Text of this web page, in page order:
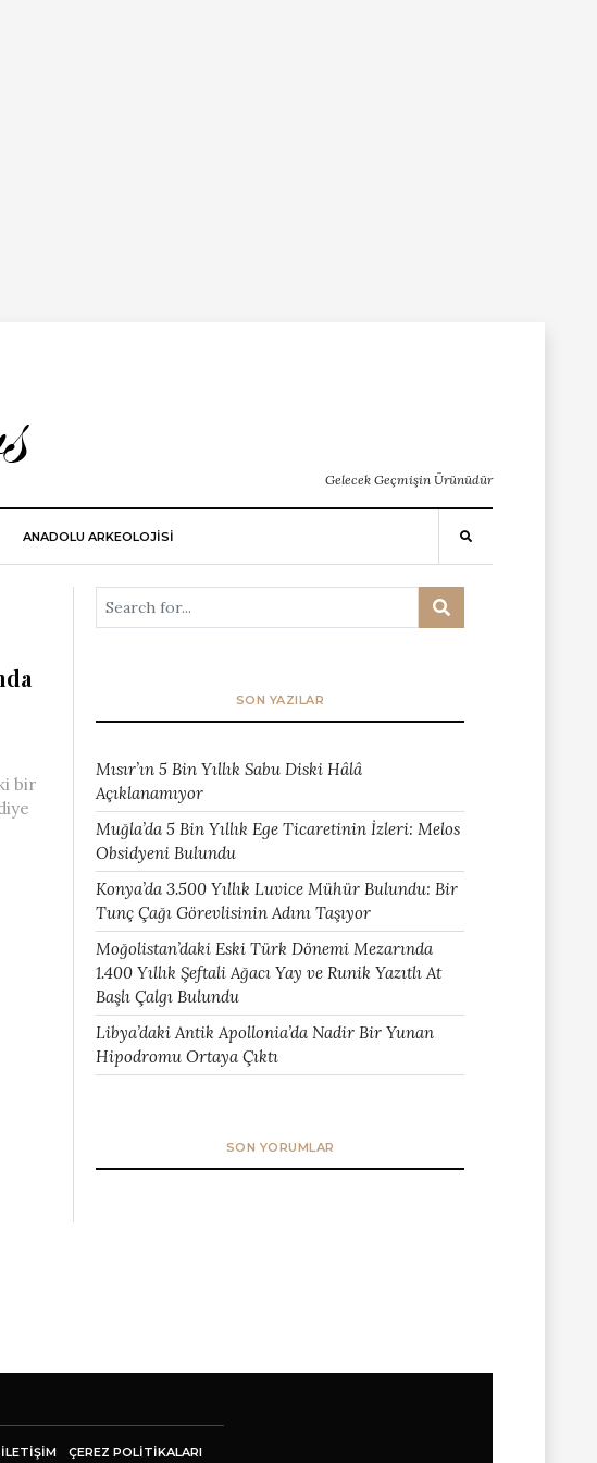
Gelecek Geçmişin Ürünüdür
ANADOLU ARKEOLOJİSİ
bir
SON YAZILAR
Mısır’ın 5 Bin Yıllık Sabu Diski Hâlâ
Açıklanamıyor
Muğla’da 5 Bin Yıllık Ege Ticaretinin İzleri: Melos
Obsidyeni Bulundu
Konya’da 3.500 Yıllık Luvice Mühür Bulundu: Bir
Tunç Çağı Görevlisinin Adını Taşıyor
Moğolistan’daki Eski Türk Dönemi Mezarında
1.400 Yıllık Şeftali Ağacı Yay ve Runik Yazıtlı At
Başlı Çalgı Bulundu
Libya’daki Antik Apollonia’da Nadir Bir Yunan
Hipodromu Ortaya Çıktı
SON YORUMLAR
İLETIŞIM ÇEREZ POLITIKALARI